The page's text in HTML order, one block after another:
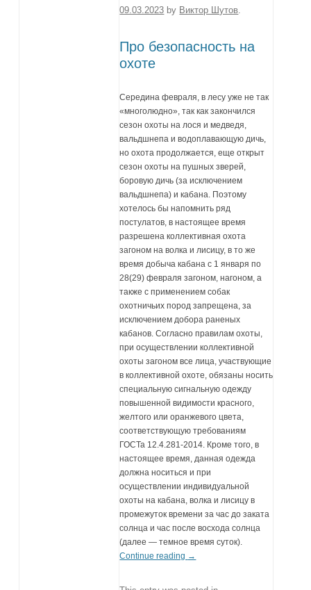
09.03.2023 by Виктор Шутов.
Про безопасность на
охоте
Середина февраля, в лесу уже не так
«многолюдно», так как закончился
сезон охоты на лося и медведя,
вальдшнепа и водоплавающую дичь,
но охота продолжается, еще открыт
сезон охоты на пушных зверей,
боровую дичь (за исключением
вальдшнепа) и кабана. Поэтому
хотелось бы напомнить ряд
постулатов, в настоящее время
разрешена коллективная охота
загоном на волка и лисицу, в то же
время добыча кабана с 1 января по
28(29) февраля загоном, нагоном, а
также с применением собак
охотничьих пород запрещена, за
исключением добора раненых
кабанов. Согласно правилам охоты,
при осуществлении коллективной
охоты загоном все лица, участвующие
в коллективной охоте, обязаны носить
специальную сигнальную одежду
повышенной видимости красного,
желтого или оранжевого цвета,
соответствующую требованиям
ГОСТа 12.4.281-2014. Кроме того, в
настоящее время, данная одежда
должна носиться и при
осуществлении индивидуальной
охоты на кабана, волка и лисицу в
промежуток времени за час до заката
солнца и час после восхода солнца
(далее — темное время суток).
Continue reading →